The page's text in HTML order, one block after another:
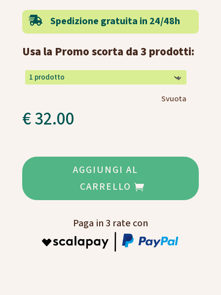
 Spedizione gratuita in 24/48h
Usa la Promo scorta da 3 prodotti:
Svuota
€32.00
AGGIUNGI AL
CARRELLO
Paga in 3 rate con